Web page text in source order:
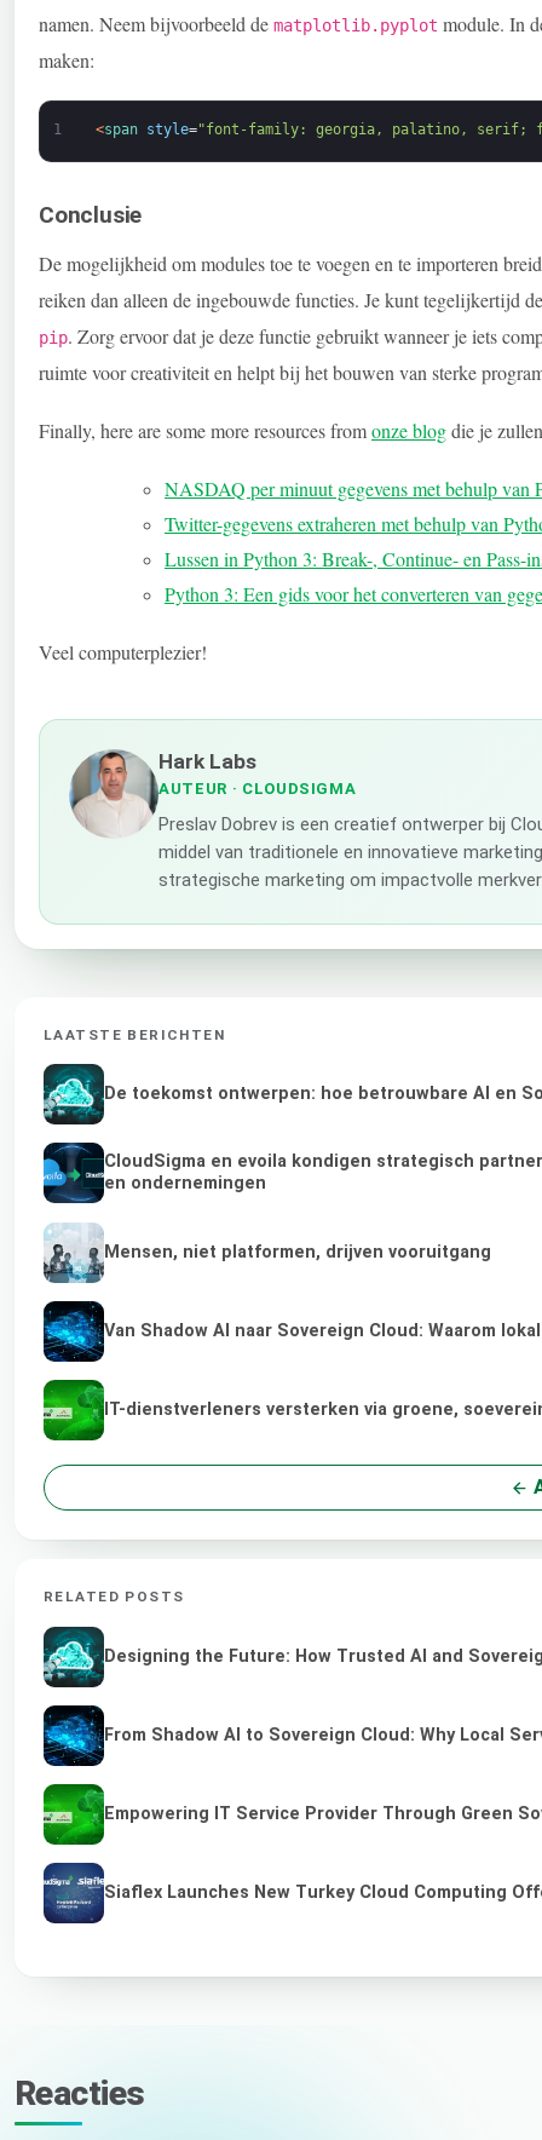
namen. Neem bijvoorbeeld de matplotlib.pyplot module. In
maken:
1 <span style="font-family: georgia, palatino, serif;
Conclusie
De mogelijkheid om modules toe te voegen en te importeren
reiken dan alleen de ingebouwde functies. Je kunt tegelijkertijd
pip. Zorg ervoor dat je deze functie gebruikt wanneer je iets
ruimte voor creativiteit en helpt bij het bouwen van sterke
Finally, here are some more resources fromonze blogdie je
NASDAQ per minuut gegevens met behulp van
Twitter-gegevens extraheren met behulp van
Lussen in Python 3: Break-, Continue- en Pass-
Python 3: Een gids voor het converteren van
Veel computerplezier!
Hark Labs
AUTEUR · CLOUDSIGMA
Preslav Dobrev is een creatief ontwerper bij
middel van traditionele en innovatieve
strategische marketing om impactvolle
LAATSTE BERICHTEN
De toekomst ontwerpen: hoe betrouwbare AI en
CloudSigma en evoila kondigen strategisch
en ondernemingen
Mensen, niet platformen, drijven vooruitgang
Van Shadow AI naar Sovereign Cloud: Waarom
IT-dienstverleners versterken via groene,
RELATED POSTS
Designing the Future: How Trusted AI and
From Shadow AI to Sovereign Cloud: Why Local
Empowering IT Service Provider Through Green
Siaflex Launches New Turkey Cloud Computing
Reacties